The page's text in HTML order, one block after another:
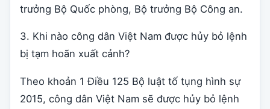
trưởng Bộ Quốc phòng, Bộ trưởng Bộ Công an.
3. Khi nào công dân Việt Nam được hủy bỏ lệnh
bị tạm hoãn xuất cảnh?
Theo khoản 1 Điều 125 Bộ luật tố tụng hình sự
2015, công dân Việt Nam sẽ được hủy bỏ lệnh